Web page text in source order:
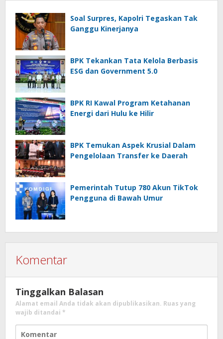
Soal Surpres, Kapolri Tegaskan Tak
Ganggu Kinerjanya
BPK Tekankan Tata Kelola Berbasis
ESG dan Government 5.0
BPK RI Kawal Program Ketahanan
Energi dari Hulu ke Hilir
BPK Temukan Aspek Krusial Dalam
Pengelolaan Transfer ke Daerah
Pemerintah Tutup 780 Akun TikTok
Pengguna di Bawah Umur
Komentar
Tinggalkan Balasan
Alamat email Anda tidak akan dipublikasikan. Ruas yang
wajib ditandai *